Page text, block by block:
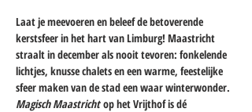
Laat je meevoeren en beleef de betoverende
kerstsfeer in het hart van Limburg! Maastricht
straalt in december als nooit tevoren: fonkelende
lichtjes, knusse chalets en een warme, feestelijke
sfeer maken van de stad een waar winterwonder.
Magisch Maastricht op het Vrijthof is dé